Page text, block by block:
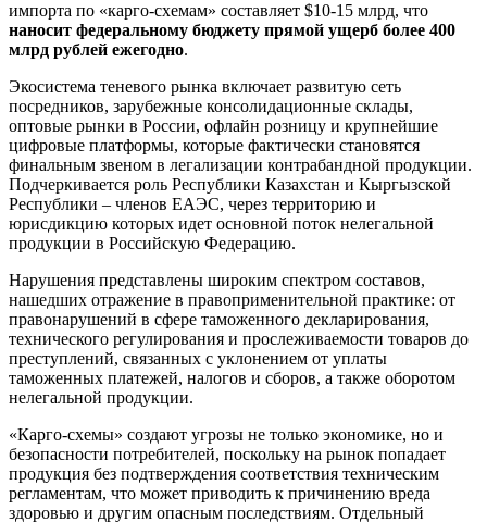
импорта по «карго-схемам» составляет $10-15 млрд, что
наносит федеральному бюджету прямой ущерб более 400
млрд рублей ежегодно.
Экосистема теневого рынка включает развитую сеть
посредников, зарубежные консолидационные склады,
оптовые рынки в России, офлайн розницу и крупнейшие
цифровые платформы, которые фактически становятся
финальным звеном в легализации контрабандной продукции.
Подчеркивается роль Республики Казахстан и Кыргызской
Республики – членов ЕАЭС, через территорию и
юрисдикцию которых идет основной поток нелегальной
продукции в Российскую Федерацию.
Нарушения представлены широким спектром составов,
нашедших отражение в правоприменительной практике: от
правонарушений в сфере таможенного декларирования,
технического регулирования и прослеживаемости товаров до
преступлений, связанных с уклонением от уплаты
таможенных платежей, налогов и сборов, а также оборотом
нелегальной продукции.
«Карго-схемы» создают угрозы не только экономике, но и
безопасности потребителей, поскольку на рынок попадает
продукция без подтверждения соответствия техническим
регламентам, что может приводить к причинению вреда
здоровью и другим опасным последствиям. Отдельный